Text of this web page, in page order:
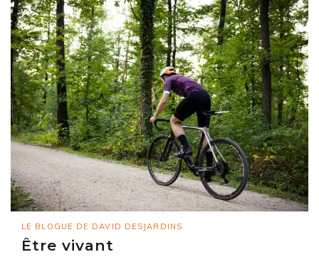
LE BLOGUE DE DAVID DESJARDINS
Être vivant